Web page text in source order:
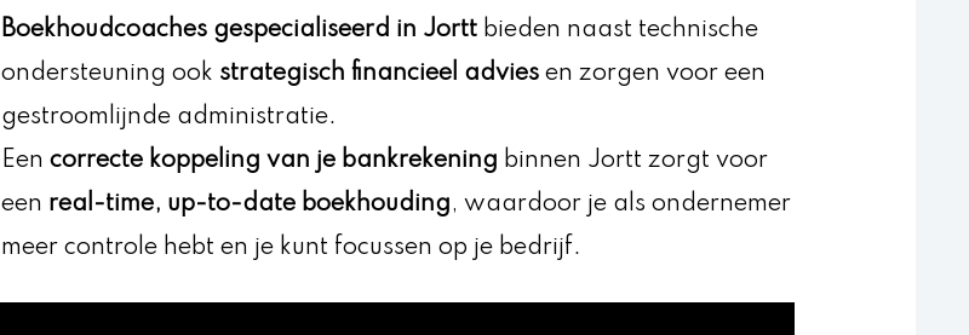
Boekhoudcoaches gespecialiseerd in Jortt bieden naast technische
ondersteuning ook strategisch financieel advies en zorgen voor een
gestroomlijnde administratie.
Een correcte koppeling van je bankrekening binnen Jortt zorgt voor
een real-time, up-to-date boekhouding, waardoor je als ondernemer
meer controle hebt en je kunt focussen op je bedrijf.